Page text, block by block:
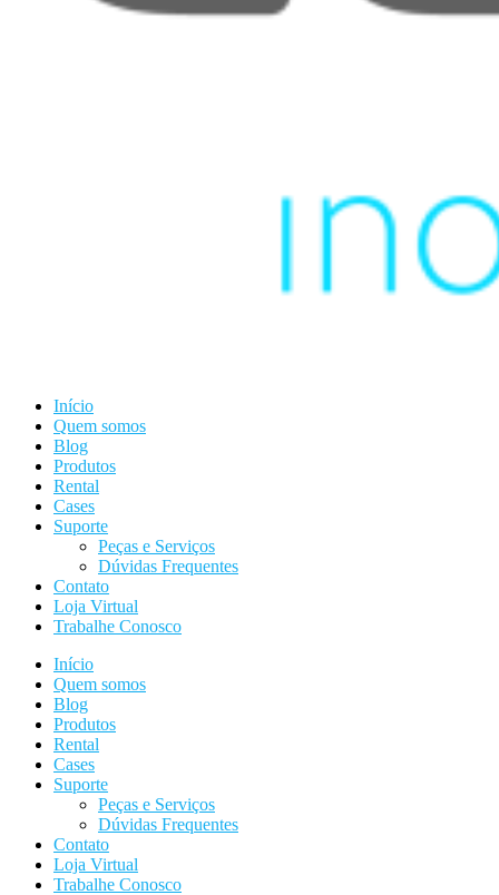
Início
Quem somos
Blog
Produtos
Rental
Cases
Suporte
Peças e Serviços
Dúvidas Frequentes
Contato
Loja Virtual
Trabalhe Conosco
Início
Quem somos
Blog
Produtos
Rental
Cases
Suporte
Peças e Serviços
Dúvidas Frequentes
Contato
Loja Virtual
Trabalhe Conosco